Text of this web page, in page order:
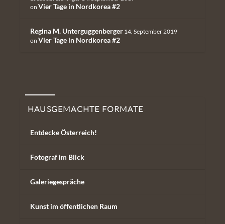
on Vier Tage in Nordkorea #2
Regina M. Unterguggenberger 14. September 2019
on Vier Tage in Nordkorea #2
Hausgemachte Formate
HAUSGEMACHTE FORMATE
Entdecke Österreich!
Fotograf im Blick
Galeriegespräche
Kunst im öffentlichen Raum